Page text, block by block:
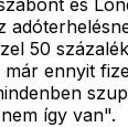
50
ennyit
így van".